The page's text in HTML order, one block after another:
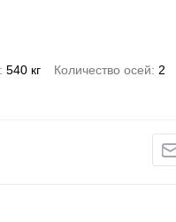
540 кг Количество осей 2